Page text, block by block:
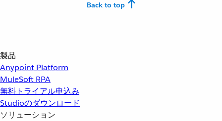
Back to top
製品
Anypoint Platform
MuleSoft RPA
無料トライアル申込み
Studioのダウンロード
ソリューション